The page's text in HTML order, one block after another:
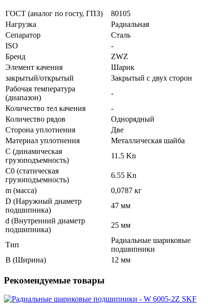
ГОСТ (аналог по госту, ГПЗ)
80105
Нагрузка
Радиальная
Сепаратор
Сталь
ISO
-
Бренд
ZWZ
Элемент качения
Шарик
закрытый/открытый
Закрытый с двух сторон
Рабочая температура
(диапазон)
-
Количество тел качения
-
Количество рядов
Однорядный
Сторона уплотнения
Две
Материал уплотнения
Металлическая шайба
C (динамическая
грузоподъемность)
11.5 Kn
C0 (статическая
грузоподъемность)
6.55 Kn
m (масса)
0,0787 кг
D (Наружный диаметр
подшипника)
47 мм
d (Внутренний диаметр
подшипника)
25 мм
Тип
Радиальные шариковые
подшипники
B (Ширина)
12 мм
Рекомендуемые товары